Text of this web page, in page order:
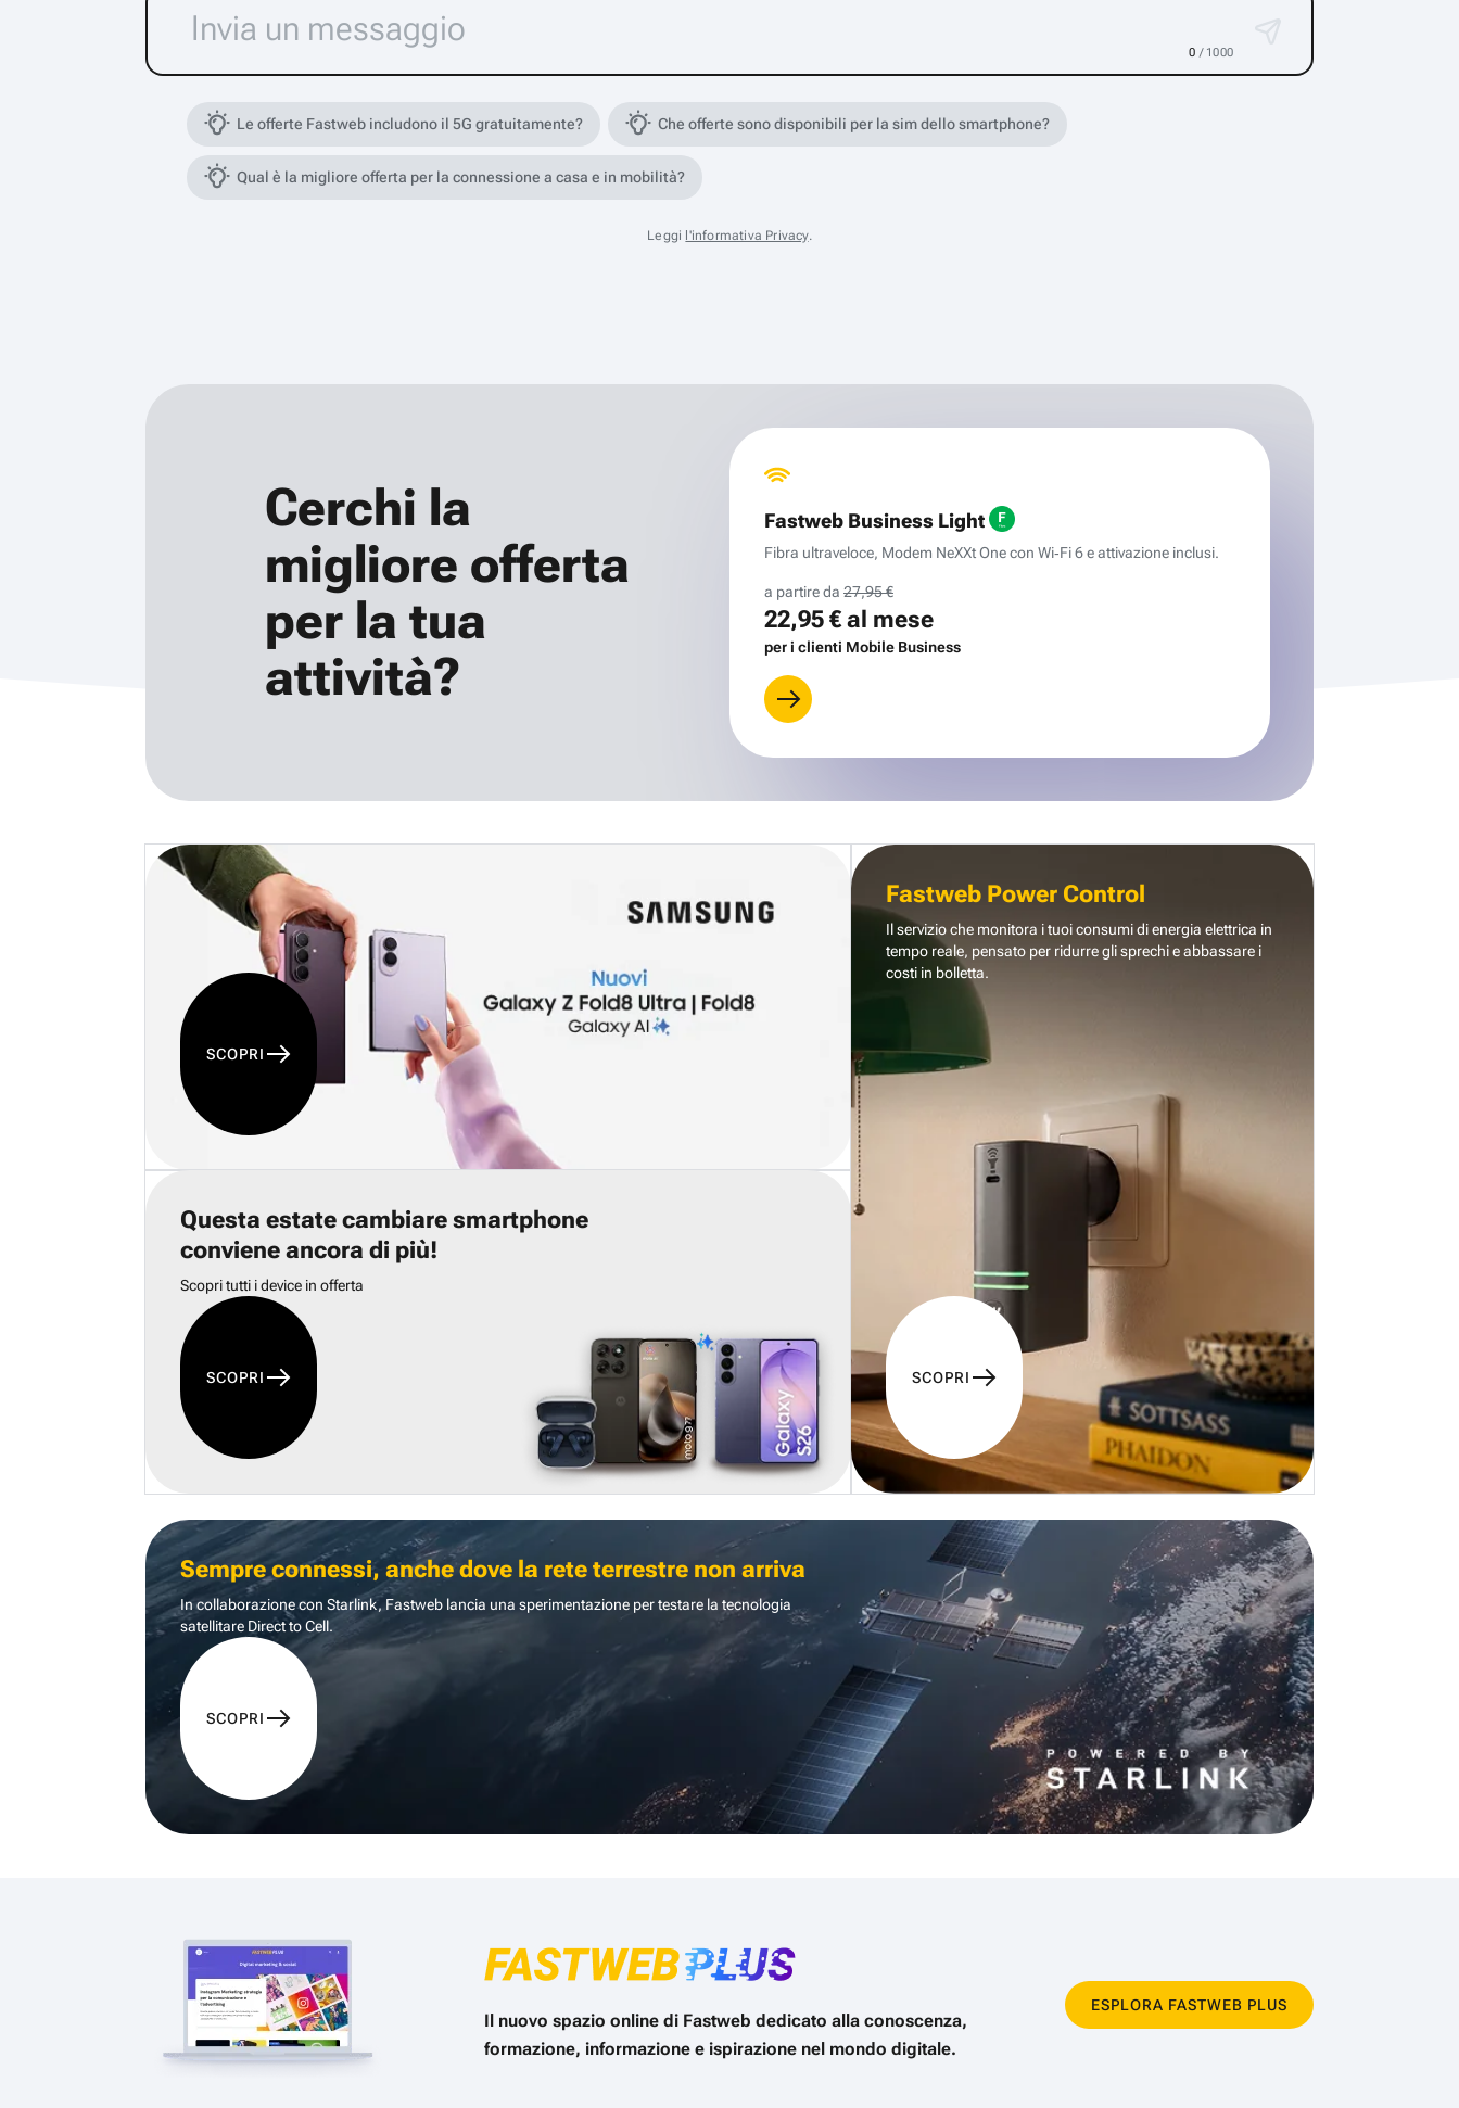
0 / 1000
Le offerte Fastweb includono il 5G gratuitamente? Che offerte sono disponibili per la sim dello smartphone?
Qual è la migliore offerta per la connessione a casa e in mobilità?
Leggi l'informativa Privacy.
Cerchi la
migliore offerta
per la tua
attività?
Fastweb Business Light
Fibra ultraveloce, Modem NeXXt One con Wi‑Fi 6 e attivazione inclusi.
a partire da 27,95 €
22,95 €al mese
per i clienti Mobile Business
SCOPRI
Questa estate cambiare smartphone
conviene ancora di più!
Scopri tutti i device in offerta
SCOPRI
Fastweb Power Control
Il servizio che monitora i tuoi consumi di energia elettrica in
tempo reale, pensato per ridurre gli sprechi e abbassare i
costi in bolletta.
SCOPRI
Sempre connessi, anche dove la rete terrestre non arriva
In collaborazione con Starlink, Fastweb lancia una sperimentazione per testare la tecnologia
satellitare Direct to Cell.
SCOPRI
Il nuovo spazio online di Fastweb dedicato alla conoscenza,
formazione, informazione e ispirazione nel mondo digitale.
ESPLORA FASTWEB PLUS